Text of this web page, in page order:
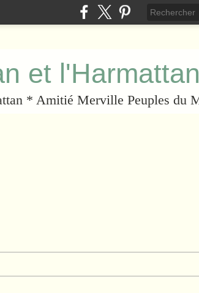
et l'Harmattan
* Amitié Merville Peuples du